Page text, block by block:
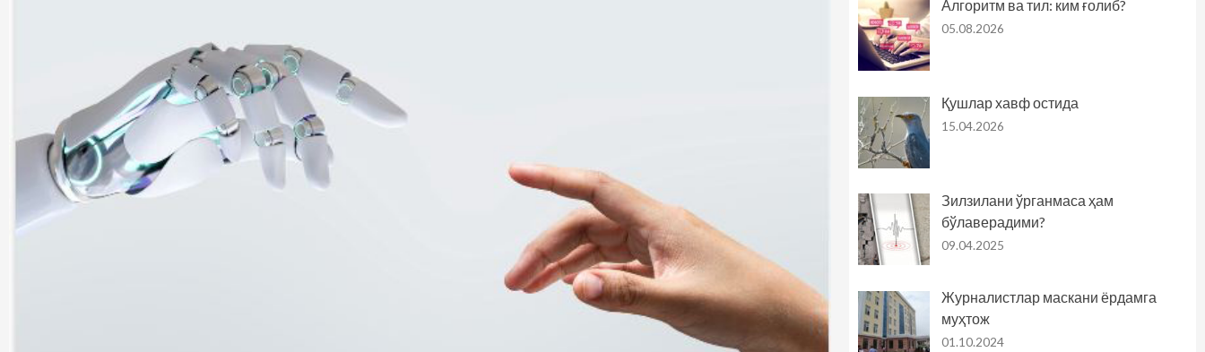
Алгоритм ва тил: ким ғолиб?
05.08.2026
Қушлар хавф остида
15.04.2026
Зилзилани ўрганмаса ҳам
бўлаверадими?
09.04.2025
Журналистлар маскани ёрдамга
муҳтож
01.10.2024